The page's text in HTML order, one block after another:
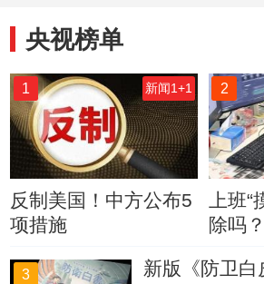
央视榜单
1 新闻1+1
反制美国！中方公布5
项措施
2
上班
除吗？
3 新版《防卫